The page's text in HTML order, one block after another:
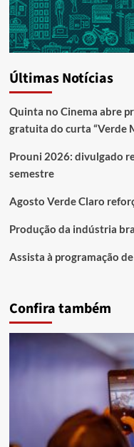
Últimas Notícias
Quinta no Cinema abre
gratuita do curta “Verde
Prouni 2026: divulgado
semestre
Agosto Verde Claro
Produção da indústria
Assista à programação
Confira também